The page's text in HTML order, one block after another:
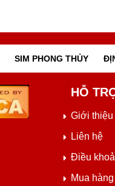
SIM PHONG THỦY
HỖ
Giới thiệu
Liên hệ
Điều
Mua